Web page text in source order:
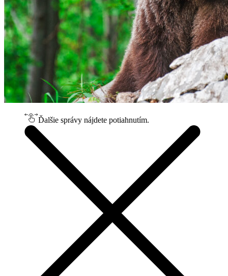
Ďalšie správy nájdete potiahnutím.